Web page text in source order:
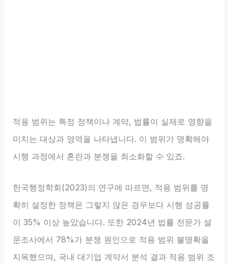
적용 범위는 특정 정책이나 계약, 법률이 실제로 영향을
미치는 대상과 영역을 나타냅니다. 이 범위가 명확해야
시행 과정에서 혼란과 분쟁을 최소화할 수 있죠.
한국행정학회(2023)의 연구에 따르면, 적용 범위를 명
확히 설정한 정책은 그렇지 않은 경우보다 시행 성공률
이 35% 이상 높았습니다. 또한 2024년 법률 전문가 설
문조사에서 78%가 분쟁 원인으로 적용 범위 불명확을
지목했으며, 국내 대기업 계약서 분석 결과 적용 범위 조